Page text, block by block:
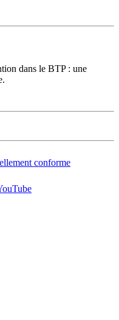
dans le BTP : une
conforme